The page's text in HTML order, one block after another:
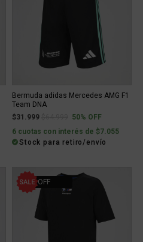
Bermuda adidas Mercedes AMG F1
Team DNA
$31.999
Price reduced from
to50% OFF
6 cuotas con interés de $7.055
Stock para retiro/envío
21% OFF